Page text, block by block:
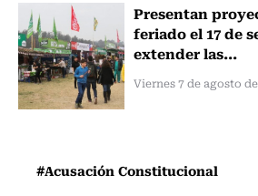
Presentan
feriado el 17 de
extender las...
Viernes 7 de agosto
#Acusación Constitucional